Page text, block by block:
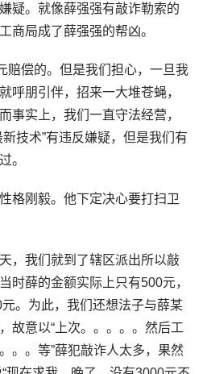
疑。就像薛强强有敲诈勒索的
商局成了薛强强的帮凶。
赔偿的。但是我们担心，一旦我
呼朋引伴，招来一大堆苍蝇，
事实上，我们一直守法经营，
技术”有违反嫌疑，但是我们有
。
格刚毅。他下定决心要打扫卫
，我们就到了辖区派出所以敲
时薛的金额实际上只有500元，
。为此，我们还想法子与薛某
故意以“上次。。。。。然后工
。。等”薛犯敲诈人太多，果然